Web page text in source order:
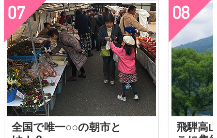
全国で唯一○○の朝市と
飛騨高